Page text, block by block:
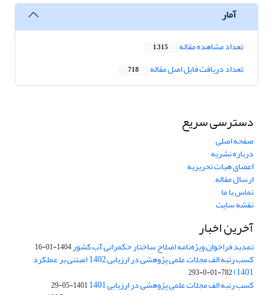
آمار
تعداد مشاهده مقاله 1,315
تعداد دریافت فایل اصل مقاله 718
دسترسی سریع
صفحه اصلی
درباره نشریه
اعضای هیات تحریریه
ارسال مقاله
تماس با ما
نقشه سایت
آخرین اخبار
تمدید فراخوان ویژه‌نامه اصلاح ساختار حکمرانی آب کشور1404-01-16
کسب رتبه الف مجلات علمی پژوهشی در ارزیابی 1402 (مبتنی بر عملکرد
1401)
782-01-0-293
کسب رتبه الف مجلات علمی پژوهشی در ارزیابی 1401 1401-05-29